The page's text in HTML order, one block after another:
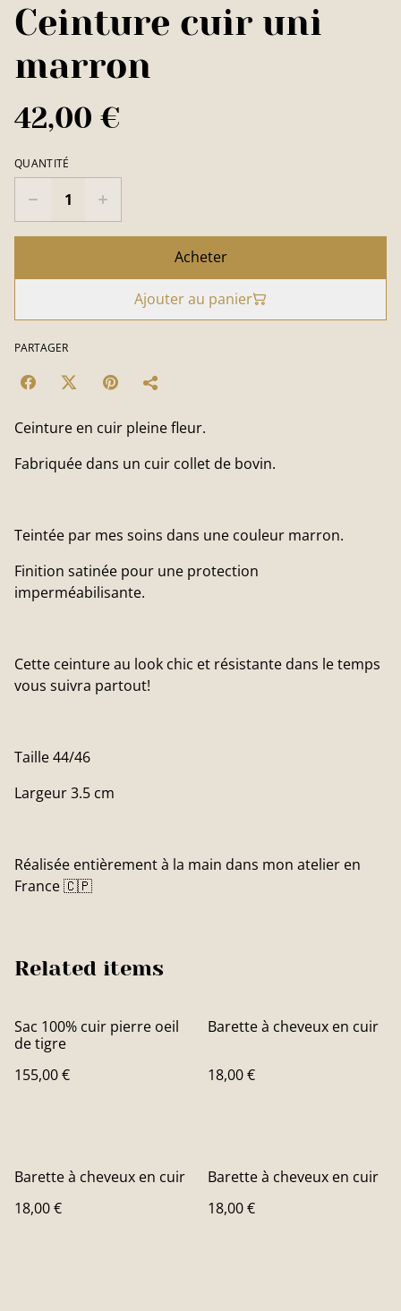
Ceinture cuir uni
marron
42,00 €
QUANTITÉ
Acheter
Ajouter au panier
PARTAGER
Ceinture en cuir pleine fleur.
Fabriquée dans un cuir collet de bovin.
Teintée par mes soins dans une couleur marron.
Finition satinée pour une protection
imperméabilisante.
Cette ceinture au look chic et résistante dans le temps
vous suivra partout!
Taille 44/46
Largeur 3.5 cm
Réalisée entièrement à la main dans mon atelier en
France 🇨🇵
Related items
Sac 100% cuir pierre oeil
de tigre
155,00 €
Barette à cheveux en cuir
18,00 €
Barette à cheveux en cuir
18,00 €
Barette à cheveux en cuir
18,00 €